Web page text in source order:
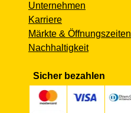
Unternehmen
Karriere
Märkte & Öffnungszeiten
Nachhaltigkeit
Sicher bezahlen